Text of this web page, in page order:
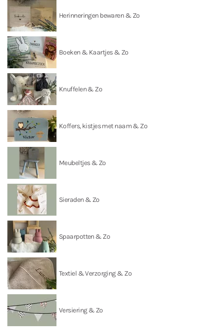
Herinneringen bewaren & Zo
Boeken & Kaartjes & Zo
Knuffelen & Zo
Koffers, kistjes met naam & Zo
Meubeltjes & Zo
Sieraden & Zo
Spaarpotten & Zo
Textiel & Verzorging & Zo
Versiering & Zo